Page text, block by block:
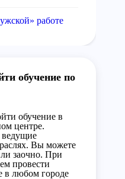
работе
обучение по
обучение в
центре.
ведущие
Вы можете
заочно. При
провести
в любом городе